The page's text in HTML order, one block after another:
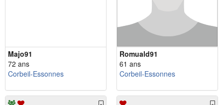
Majo91
72 ans
Corbeil-Essonnes
Romuald91
61 ans
Corbeil-Essonnes